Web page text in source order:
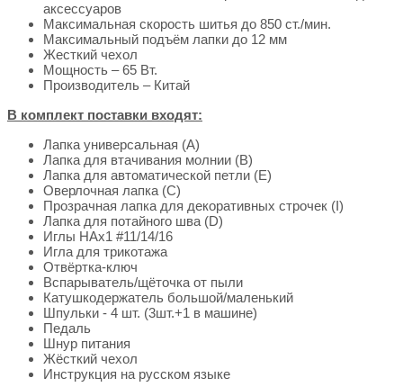
аксессуаров
Максимальная скорость шитья до 850 ст./мин.
Максимальный подъём лапки до 12 мм
Жесткий чехол
Мощность – 65 Вт.
Производитель – Китай
В комплект поставки входят:
Лапка универсальная (А)
Лапка для втачивания молнии (В)
Лапка для автоматической петли (Е)
Оверлочная лапка (С)
Прозрачная лапка для декоративных строчек (I)
Лапка для потайного шва (D)
Иглы HАx1 #11/14/16
Игла для трикотажа
Отвёртка-ключ
Вспарыватель/щёточка от пыли
Катушкодержатель большой/маленький
Шпульки - 4 шт. (3шт.+1 в машине)
Педаль
Шнур питания
Жёсткий чехол
Инструкция на русском языке